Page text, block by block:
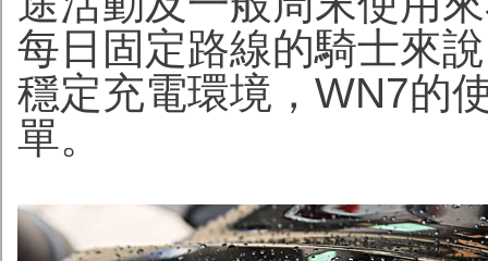
每日固定路線的騎士來
穩定充電環境，WN7的
單。